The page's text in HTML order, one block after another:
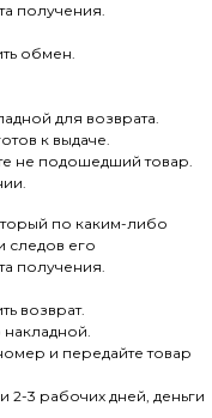
получения.
обмен.
для возврата.
к выдаче.
не подошедший товар.
по каким-либо
следов его
получения.
возврат.
и передайте товар
2-3 рабочих дней, деньги